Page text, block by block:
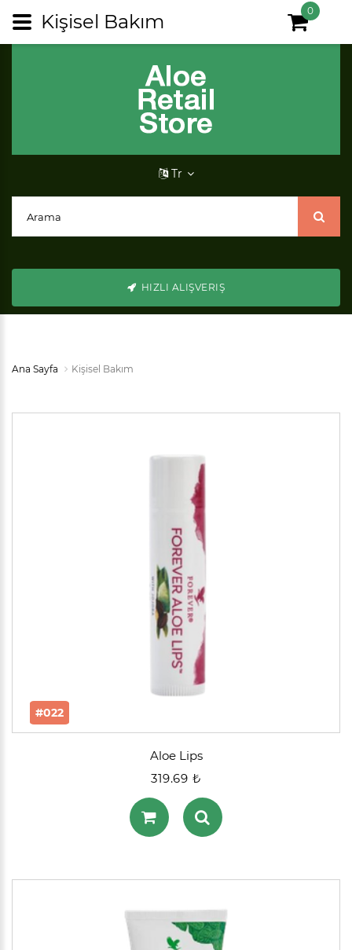
Tr
0
HIZLI ALIŞVERIŞ
Ana Sayfa Kişisel Bakım
#022
Aloe Lips
319.69 ₺
Kişisel Bakım